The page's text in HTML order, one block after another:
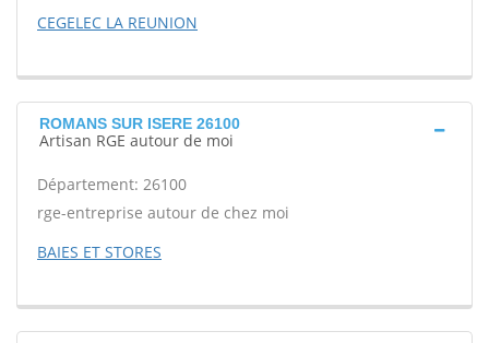
CEGELEC LA REUNION
ROMANS SUR ISERE 26100
Artisan RGE autour de moi
Département: 26100
rge-entreprise autour de chez moi
BAIES ET STORES